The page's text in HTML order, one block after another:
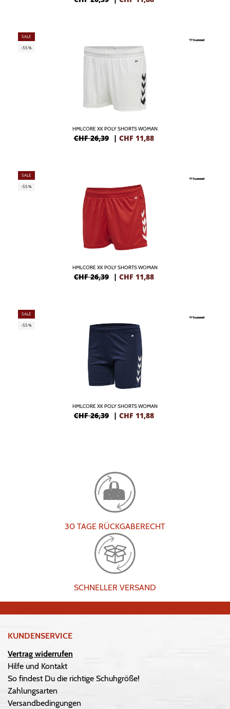
SALE
-55%
HMLCORE XK POLY SHORTS WOMAN
CHF 26,39 | CHF 11,88
SALE
-55%
HMLCORE XK POLY SHORTS WOMAN
CHF 26,39 | CHF 11,88
SALE
-55%
HMLCORE XK POLY SHORTS WOMAN
CHF 26,39 | CHF 11,88
30 TAGE RÜCKGABERECHT
SCHNELLER VERSAND
KUNDENSERVICE
Vertrag widerrufen
Hilfe und Kontakt
So findest Du die richtige Schuhgröße!
Zahlungsarten
Versandbedingungen